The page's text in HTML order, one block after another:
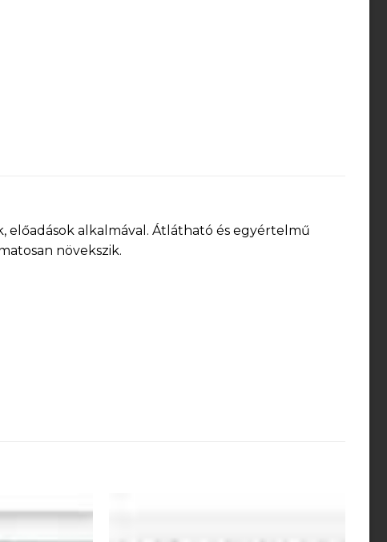
alkalmával. Átlátható és egyértelmű
növekszik.